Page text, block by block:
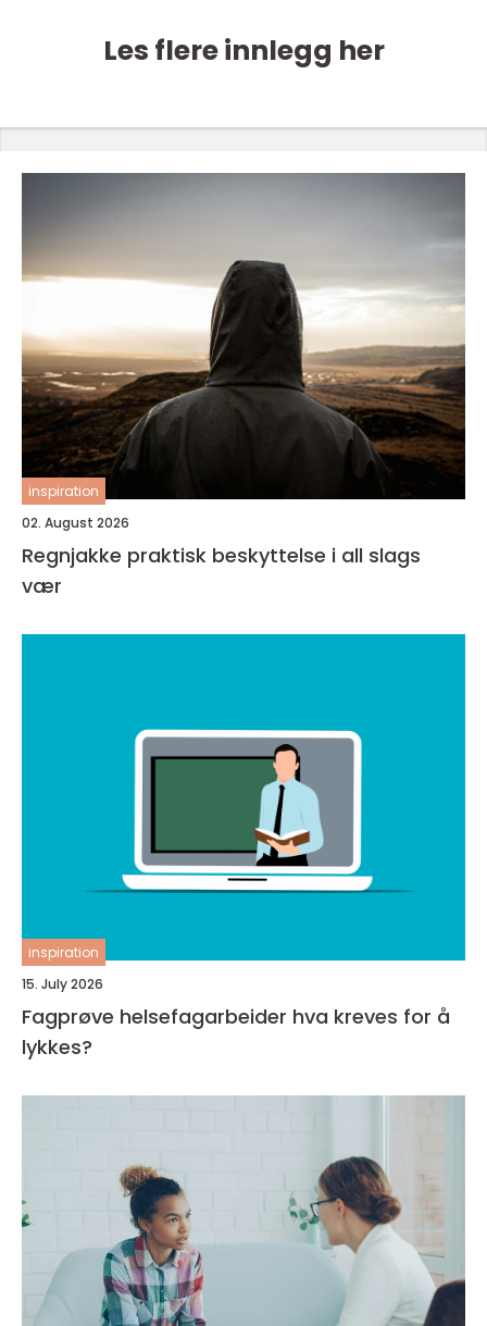
Les flere innlegg her
inspiration
02. August 2026
Regnjakke praktisk beskyttelse i all slags
vær
inspiration
15. July 2026
Fagprøve helsefagarbeider hva kreves for å
lykkes?